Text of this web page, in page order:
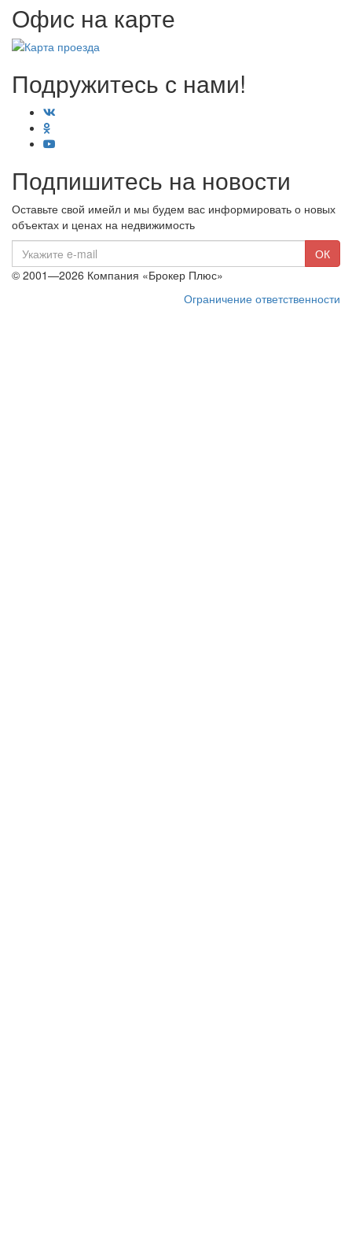
Офис на карте
Подружитесь с нами!
Подпишитесь на новости
Оставьте свой имейл и мы будем вас информировать о новых
объектах и ценах на недвижимость
mail
ОК
© 2001—2026 Компания «Брокер Плюс»
Ограничение ответственности